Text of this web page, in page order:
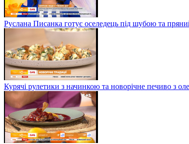
Руслана Писанка готує оселедець під шубою та
Курячі рулетики з начинкою та новорічне печиво з